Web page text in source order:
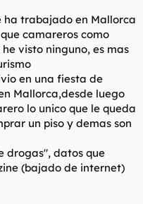
ha trabajado en Mallorca
camareros como
visto ninguno, es mas
en una fiesta de
Mallorca,desde luego
lo unico que le queda
un piso y demas son
drogas", datos que
(bajado de internet)